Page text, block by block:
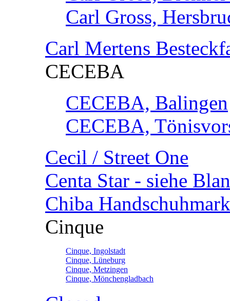
Carl Gross,
Carl Mertens
CECEBA
CECEBA, Balingen
CECEBA,
Cecil / Street One
Centa Star - siehe
Chiba
Cinque
Cinque, Ingolstadt
Cinque, Lüneburg
Cinque, Metzingen
Cinque, Mönchengladbach